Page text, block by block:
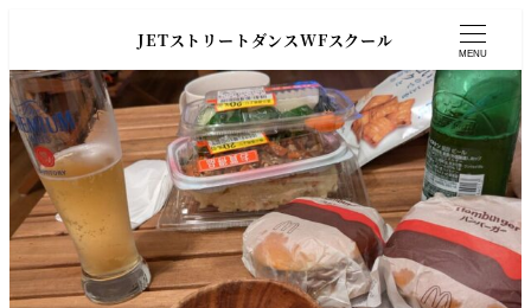
JETストリートダンスWFスクール
MENU